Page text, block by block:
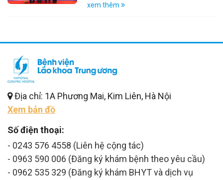
xem thêm
Địa chỉ: 1A Phương Mai, Kim Liên, Hà Nội
Xem bản đồ
Số điện thoại:
- 0243 576 4558 (Liên hệ cộng tác)
- 0963 590 006 (Đăng ký khám bệnh theo yêu cầu)
- 0962 535 329 (Đăng ký khám BHYT và dịch vụ